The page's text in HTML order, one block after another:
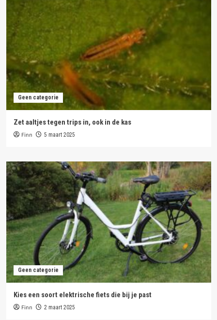
Geen categorie
Zet aaltjes tegen trips in, ook in de kas
Finn 5 maart 2025
Geen categorie
Kies een soort elektrische fiets die bij je past
Finn 2 maart 2025